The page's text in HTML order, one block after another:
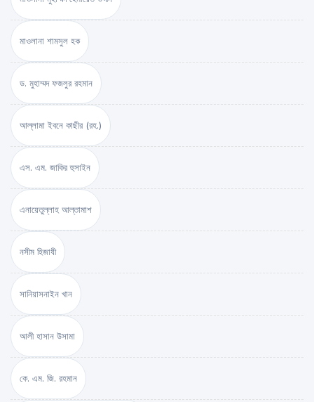
মাওলানা শামসুল হক
ড. মুহাম্মদ ফজলুর রহমান
আল্লামা ইবনে কাছীর (রহ.)
এস. এম. জাকির হুসাইন
এনায়েতুল্লাহ আল্‌তামাশ
নসীম হিজাযী
সানিয়াসনাইন খান
আলী হাসান উসামা
কে. এম. জি. রহমান